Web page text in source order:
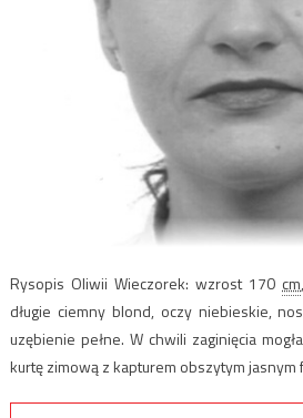
Rysopis Oliwii Wieczorek: wzrost 170cm
długie ciemny blond, oczy niebieskie,
uzębienie pełne. W chwili zaginięcia
kurtę zimową z kapturem obszytym jasnym